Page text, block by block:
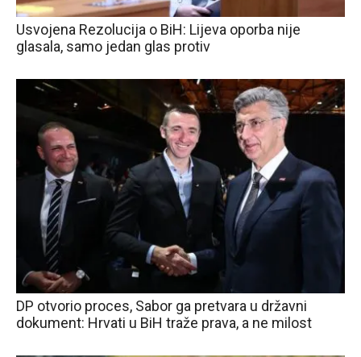
Usvojena Rezolucija o BiH: Lijeva oporba nije
glasala, samo jedan glas protiv
DP otvorio proces, Sabor ga pretvara u državni
dokument: Hrvati u BiH traže prava, a ne milost